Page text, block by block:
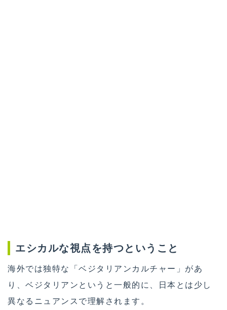
エシカルな視点を持つということ
海外では独特な「ベジタリアンカルチャー」があ
り、ベジタリアンというと一般的に、日本とは少し
異なるニュアンスで理解されます。